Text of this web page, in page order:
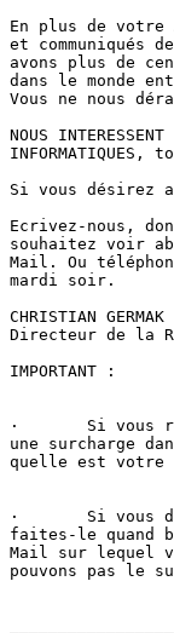
En plus de votre
et communiqués
avons plus de
dans le monde
Vous ne nous
NOUS
INFORMATIQUES,
Si vous désirez
Ecrivez-nous,
souhaitez voir
Mail. Ou
mardi soir.
CHRISTIAN GERMAK
Directeur de la
IMPORTANT :
·	Si vous recevez déjà Arts Gazette sur une autre adresse, pour vous éviter
une surcharge
quelle est votre
·	Si vous désirez arrêter votre abonnement nous en serons peinés, mais
faites-le quand
Mail sur lequel
pouvons pas le